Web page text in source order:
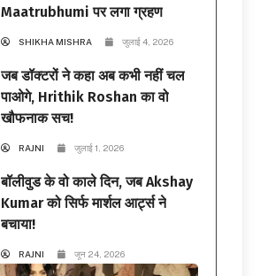
Maatrubhumi पर लगा ग्रहण
SHIKHA MISHRA जुलाई 4, 2026
जब डॉक्टरों ने कहा अब कभी नहीं चल
पाओगे, Hrithik Roshan का वो
खौफनाक सच!
RAJNI जुलाई 1, 2026
बॉलीवुड के वो काले दिन, जब Akshay
Kumar को सिर्फ मार्शल आर्ट्स ने
बचाया!
RAJNI जून 24, 2026